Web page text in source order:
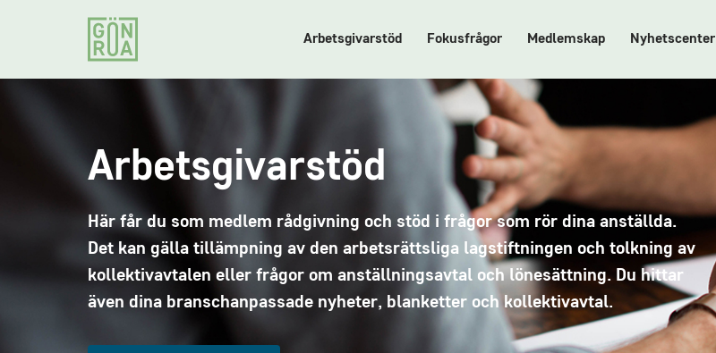
Arbetsgivarstöd Fokusfrågor Medlemskap Nyhetscenter
Arbetsgivarstöd
Här får du som medlem rådgivning och stöd i frågor som rör dina anställda.
Det kan gälla tillämpning av den arbetsrättsliga lagstiftningen och tolkning av
kollektivavtalen eller frågor om anställningsavtal och lönesättning. Du hittar
även dina branschanpassade nyheter, blanketter och kollektivavtal.